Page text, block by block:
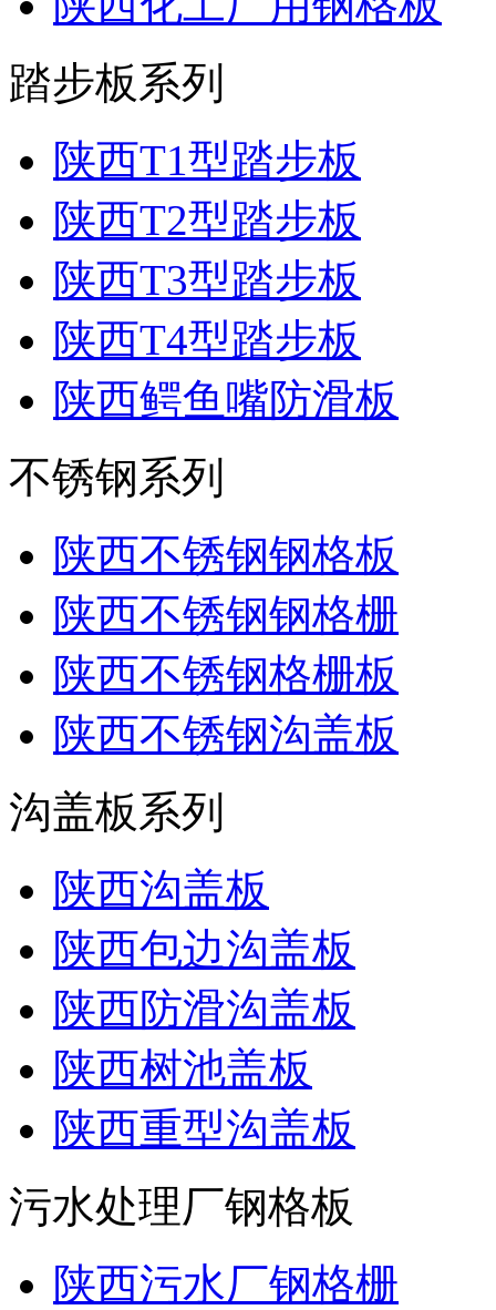
踏步板系列
陕西T1型踏步板
陕西T2型踏步板
陕西T3型踏步板
陕西T4型踏步板
陕西鳄鱼嘴防滑板
不锈钢系列
陕西不锈钢钢格板
陕西不锈钢钢格栅
陕西不锈钢格栅板
陕西不锈钢沟盖板
沟盖板系列
陕西沟盖板
陕西包边沟盖板
陕西防滑沟盖板
陕西树池盖板
陕西重型沟盖板
污水处理厂钢格板
陕西污水厂钢格栅